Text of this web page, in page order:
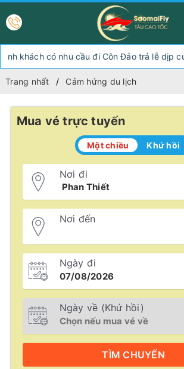
khách có nhu cầu đi Côn Đảo trả lễ dịp
Trang nhất Cảm hứng du lịch
Mua vé trực tuyến
Một chiều Khứ hồi
Nơi đi
Nơi đến
Ngày đi
Ngày về (Khứ hồi)
TÌM CHUYẾN